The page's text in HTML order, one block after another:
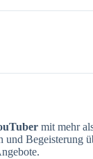
mit mehr
und Begeisterung